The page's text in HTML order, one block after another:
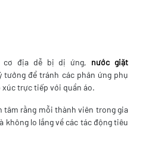
cơ địa dễ bị dị ứng, nước giặt
tưởng để tránh các phản ứng phụ
trực tiếp với quần áo.
tâm rằng mỗi thành viên trong gia
không lo lắng về các tác động tiêu